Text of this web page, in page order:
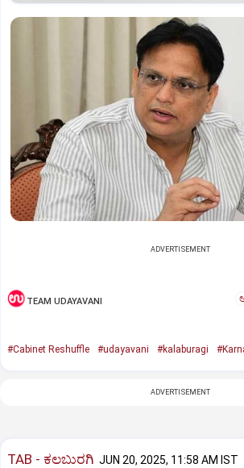
ADVERTISEMENT
TEAM UDAYAVANI
#Cabinet Reshuffle #udayavani #kalaburagi
ADVERTISEMENT
TAB - ಕಲಬುರಗಿ JUN 20, 2025, 11:58 AM IST